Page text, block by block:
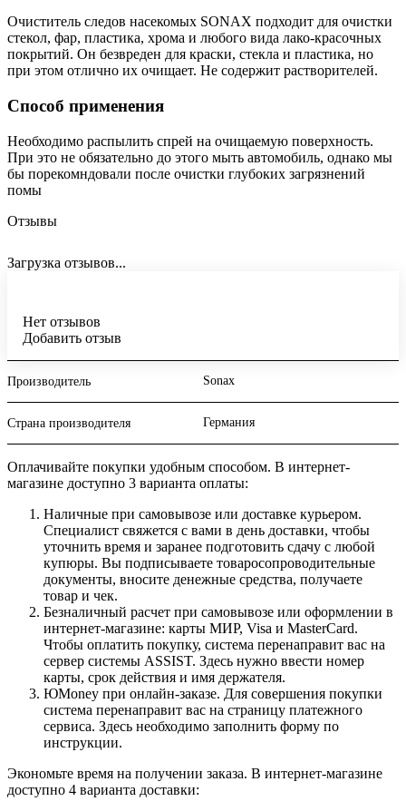
Очиститель следов насекомых SONAX подходит для очистки
стекол, фар, пластика, хрома и любого вида лако-красочных
покрытий. Он безвреден для краски, стекла и пластика, но
при этом отлично их очищает. Не содержит растворителей.
Способ применения
Необходимо распылить спрей на очищаемую поверхность.
При это не обязательно до этого мыть автомобиль, однако мы
бы порекомндовали после очистки глубоких загрязнений
помы
Отзывы
Загрузка отзывов...
Нет отзывов
Добавить отзыв
Производитель Sonax
Страна производителя Германия
Оплачивайте покупки удобным способом. В интернет-
магазине доступно 3 варианта оплаты:
Наличные при самовывозе или доставке курьером.
Специалист свяжется с вами в день доставки, чтобы
уточнить время и заранее подготовить сдачу с любой
купюры. Вы подписываете товаросопроводительные
документы, вносите денежные средства, получаете
товар и чек.
Безналичный расчет при самовывозе или оформлении в
интернет-магазине: карты МИР, Visa и MasterCard.
Чтобы оплатить покупку, система перенаправит вас на
сервер системы ASSIST. Здесь нужно ввести номер
карты, срок действия и имя держателя.
ЮMoney при онлайн-заказе. Для совершения покупки
система перенаправит вас на страницу платежного
сервиса. Здесь необходимо заполнить форму по
инструкции.
Экономьте время на получении заказа. В интернет-магазине
доступно 4 варианта доставки: